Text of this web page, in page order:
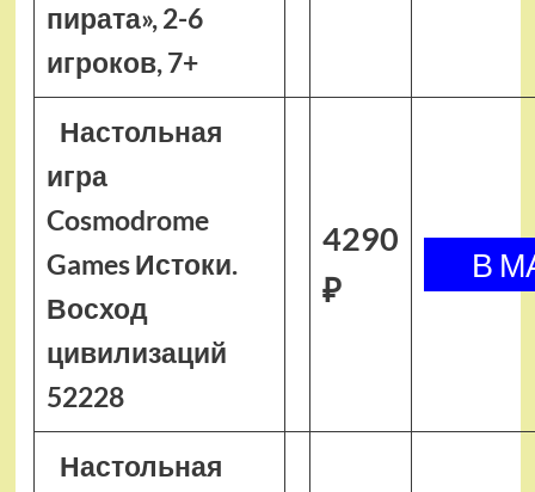
пирата», 2-6
игроков, 7+
Настольная
игра
Cosmodrome
Games Истоки.
Восход
цивилизаций
52228
4290
₽
Настольная